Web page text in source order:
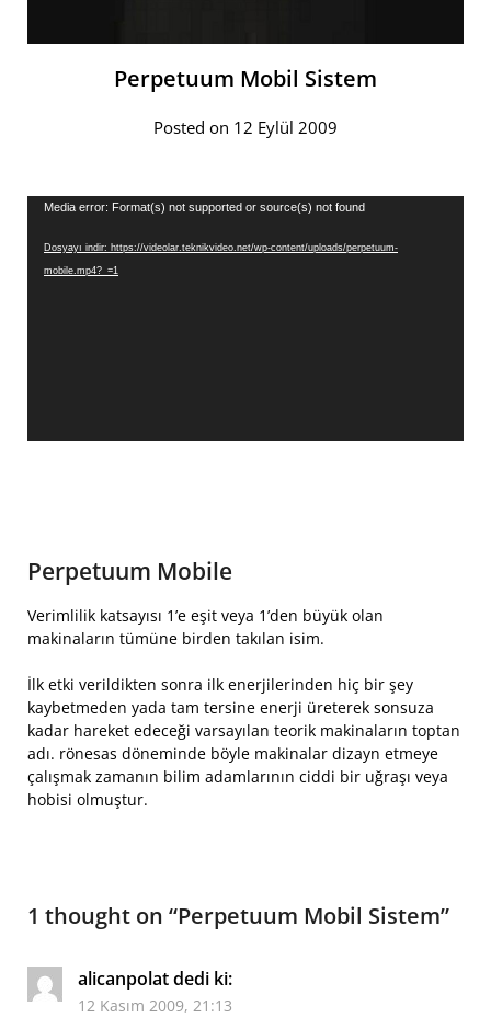
Perpetuum Mobil Sistem
Posted on 12 Eylül 2009
Video
Media error: Format(s) not supported or source(s) not found
Dosyayı indir: https://videolar.teknikvideo.net/wp-content/uploads/perpetuum-
mobile.mp4?_=1
Perpetuum Mobile
Verimlilik katsayısı 1’e eşit veya 1’den büyük olan
makinaların tümüne birden takılan isim.
İlk etki verildikten sonra ilk enerjilerinden hiç bir şey
kaybetmeden yada tam tersine enerji üreterek sonsuza
kadar hareket edeceği varsayılan teorik makinaların toptan
adı. rönesas döneminde böyle makinalar dizayn etmeye
çalışmak zamanın bilim adamlarının ciddi bir uğraşı veya
hobisi olmuştur.
1 thought on “Perpetuum Mobil Sistem”
alicanpolatdedi ki:
12 Kasım 2009, 21:13